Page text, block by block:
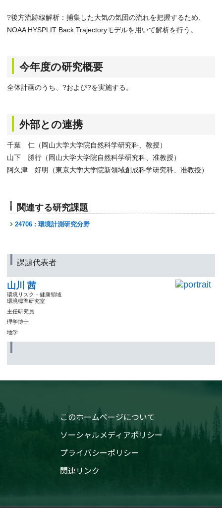
?後方流跡線解析：捕集した大気の気団の流れを把握するため、
NOAA HYSPLIT Back Trajectoryモデルを用いて解析を行う。
今年度の研究概要
全体計画のうち、?および?を実施する。
外部との連携
千葉 仁（岡山大学大学院自然科学研究科、教授）
山下 勝行（岡山大学大学院自然科学研究科、准教授）
阿久津 好明（東京大学大学院新領域創成科学研究科、准教授）
関連する研究課題
24706 : 環境計測研究分野
課題代表者
山川 茜
環境リスク・健康領域
環境標準研究室
主任研究員
理学博士
地学
このホームページについて
ソーシャルメディアポリシー
プライバシーポリシー
関連リンク